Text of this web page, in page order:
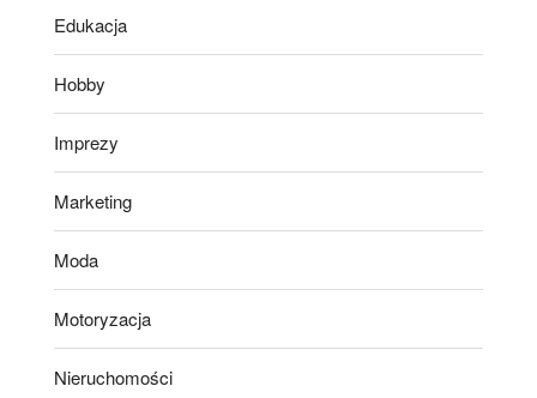
Edukacja
Hobby
Imprezy
Marketing
Moda
Motoryzacja
Nieruchomości